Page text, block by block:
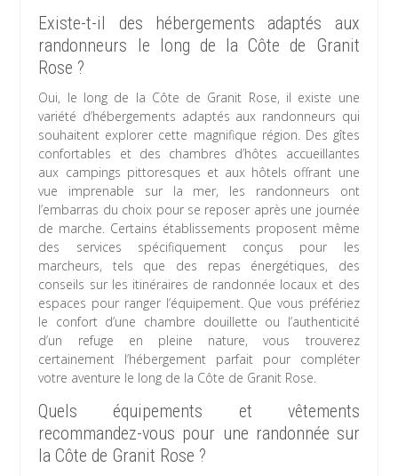
Existe-t-il des hébergements adaptés aux
randonneurs le long de la Côte de Granit
Rose ?
Oui, le long de la Côte de Granit Rose, il existe une
variété d’hébergements adaptés aux randonneurs qui
souhaitent explorer cette magnifique région. Des gîtes
confortables et des chambres d’hôtes accueillantes
aux campings pittoresques et aux hôtels offrant une
vue imprenable sur la mer, les randonneurs ont
l’embarras du choix pour se reposer après une journée
de marche. Certains établissements proposent même
des services spécifiquement conçus pour les
marcheurs, tels que des repas énergétiques, des
conseils sur les itinéraires de randonnée locaux et des
espaces pour ranger l’équipement. Que vous préfériez
le confort d’une chambre douillette ou l’authenticité
d’un refuge en pleine nature, vous trouverez
certainement l’hébergement parfait pour compléter
votre aventure le long de la Côte de Granit Rose.
Quels équipements et vêtements
recommandez-vous pour une randonnée sur
la Côte de Granit Rose ?